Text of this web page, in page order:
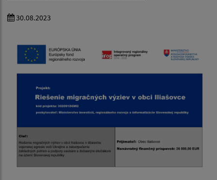
30.08.2023